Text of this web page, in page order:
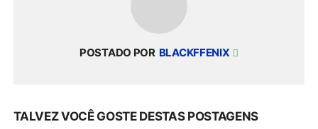
POSTADO POR BLACKFFENIX
TALVEZ VOCÊ GOSTE DESTAS POSTAGENS